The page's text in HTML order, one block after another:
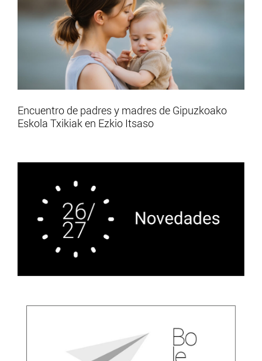
Encuentro de padres y madres de Gipuzkoako
Eskola Txikiak en Ezkio Itsaso